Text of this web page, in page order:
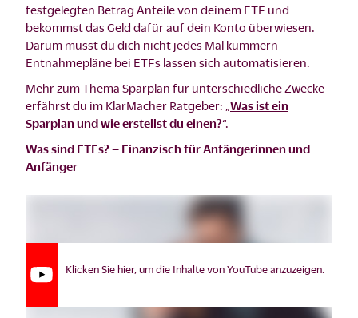
festgelegten Betrag Anteile von deinem ETF und
bekommst das Geld dafür auf dein Konto überwiesen.
Darum musst du dich nicht jedes Mal kümmern –
Entnahmepläne bei ETFs lassen sich automatisieren.
Mehr zum Thema Sparplan für unterschiedliche Zwecke
erfährst du im KlarMacher Ratgeber: „ Was ist ein
Sparplan und wie erstellst du einen?“.
Was sind ETFs? – Finanzisch für Anfängerinnen und
Anfänger
Klicken Sie hier, um die Inhalte von YouTube anzuzeigen.